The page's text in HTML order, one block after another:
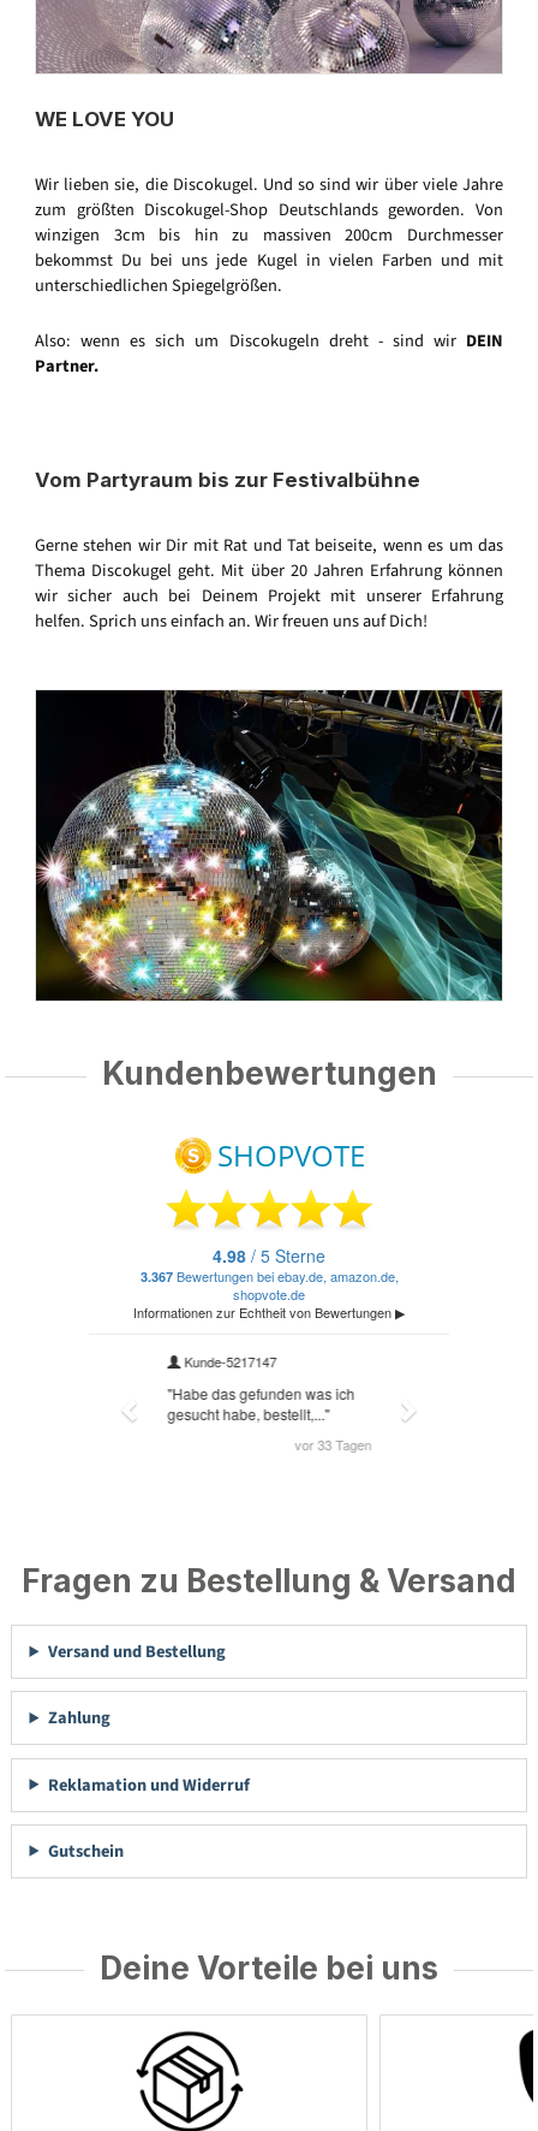
WE LOVE YOU
Wir lieben sie, die Discokugel. Und so sind wir über viele Jahre
zum größten Discokugel-Shop Deutschlands geworden. Von
winzigen 3cm bis hin zu massiven 200cm Durchmesser
bekommst Du bei uns jede Kugel in vielen Farben und mit
unterschiedlichen Spiegelgrößen.
Also: wenn es sich um Discokugeln dreht - sind wir DEIN
Partner.
Vom Partyraum bis zur Festivalbühne
Gerne stehen wir Dir mit Rat und Tat beiseite, wenn es um das
Thema Discokugel geht. Mit über 20 Jahren Erfahrung können
wir sicher auch bei Deinem Projekt mit unserer Erfahrung
helfen. Sprich uns einfach an. Wir freuen uns auf Dich!
Kundenbewertungen
Fragen zu Bestellung & Versand
Versand und Bestellung
Zahlung
Reklamation und Widerruf
Gutschein
Deine Vorteile bei uns